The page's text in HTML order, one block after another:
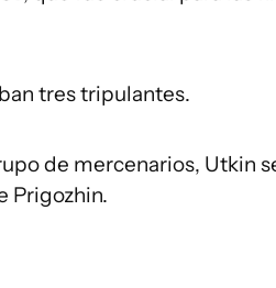
tres tripulantes.
de mercenarios, Utkin
Prigozhin.